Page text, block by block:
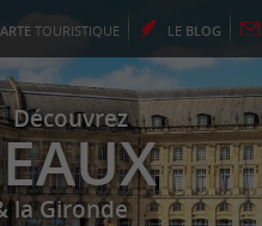
TOURISTIQUE LE BLOG
Découvrez
la Gironde